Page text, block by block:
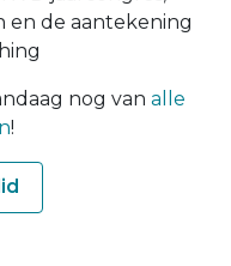
en de aantekening
nog van alle
!